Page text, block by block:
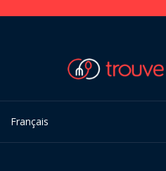
Français